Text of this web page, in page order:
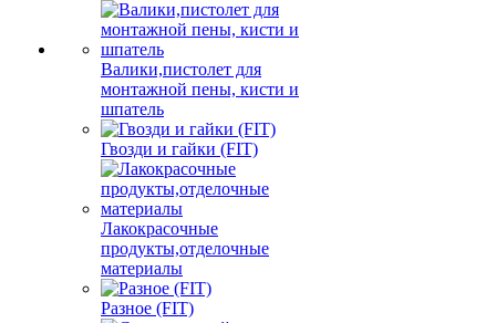
Валики,пистолет для
монтажной пены, кисти и
шпатель
Гвозди и гайки (FIT)
Лакокрасочные
продукты,отделочные
материалы
Разное (FIT)